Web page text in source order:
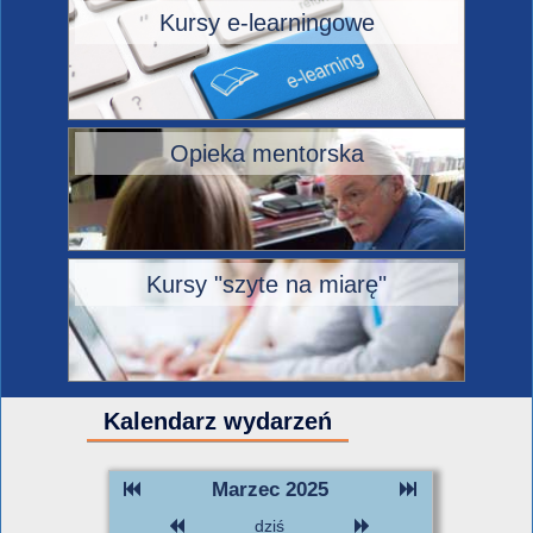
Kursy e-learningowe
Opieka mentorska
Kursy "szyte na miarę"
Kalendarz wydarzeń
Marzec 2025
dziś